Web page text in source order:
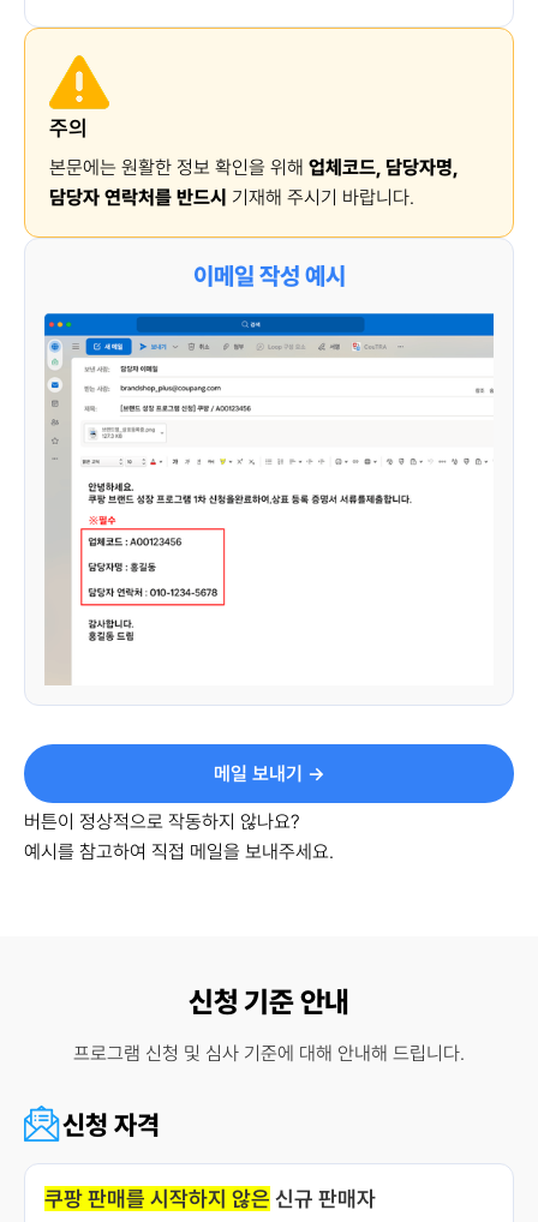
주의
본문에는 원활한 정보 확인을 위해 업체코드, 담당자명,
담당자 연락처를 반드시 기재해 주시기 바랍니다.
이메일 작성 예시
메일 보내기 →
버튼이 정상적으로 작동하지 않나요?
예시를 참고하여 직접 메일을 보내주세요.
신청 기준 안내
프로그램 신청 및 심사 기준에 대해 안내해 드립니다.
신청 자격
쿠팡 판매를 시작하지 않은 신규 판매자